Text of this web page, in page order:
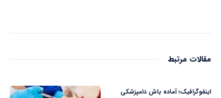
مقالات مرتبط
اینفوگرافیک؛ آماده باش دامپزشکی